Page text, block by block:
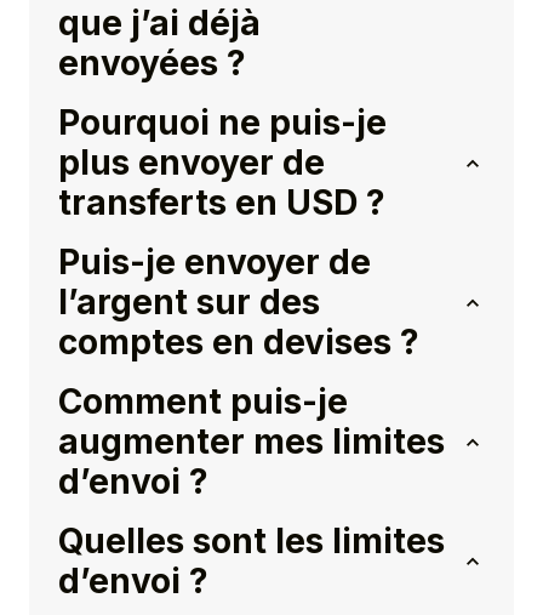
que j’ai déjà
envoyées ?
Pourquoi ne puis-je
plus envoyer de
transferts en USD ?
Puis-je envoyer de
l’argent sur des
comptes en devises ?
Comment puis-je
augmenter mes limites
d’envoi ?
Quelles sont les limites
d’envoi ?